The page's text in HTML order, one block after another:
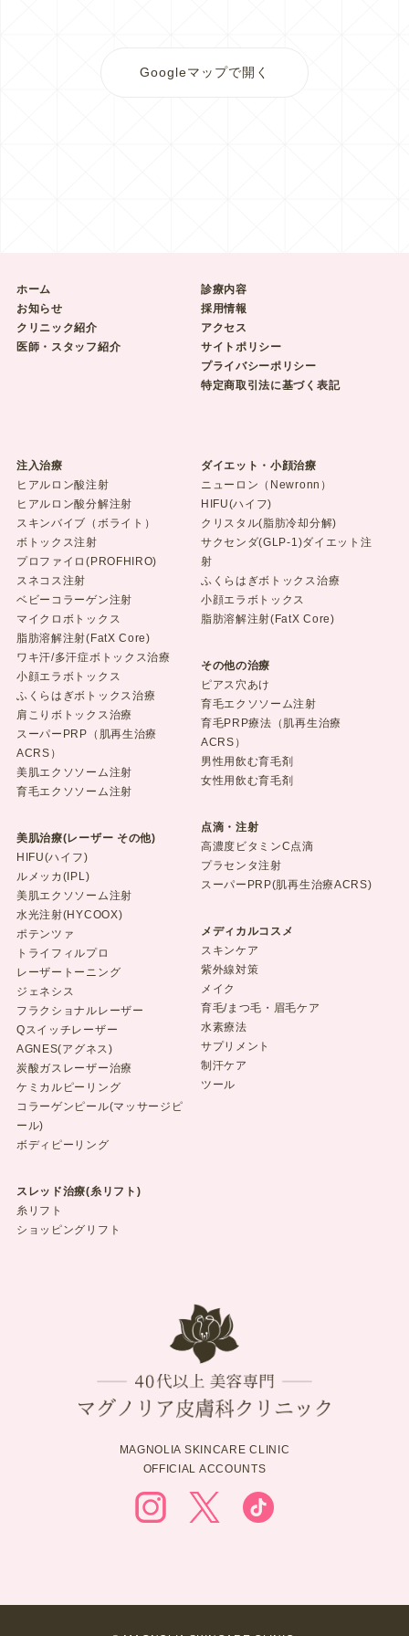
Googleマップで開く
ホーム
お知らせ
クリニック紹介
医師・スタッフ紹介
診療内容
採用情報
アクセス
サイトポリシー
プライバシーポリシー
特定商取引法に基づく表記
注入治療
ヒアルロン酸注射
ヒアルロン酸分解注射
スキンバイブ（ボライト）
ボトックス注射
プロファイロ(PROFHIRO)
スネコス注射
ベビーコラーゲン注射
マイクロボトックス
脂肪溶解注射(FatX Core)
ワキ汗/多汗症ボトックス治療
小顔エラボトックス
ふくらはぎボトックス治療
肩こりボトックス治療
スーパーPRP（肌再生治療
ACRS）
美肌エクソソーム注射
育毛エクソソーム注射
美肌治療(レーザー その他)
HIFU(ハイフ)
ルメッカ(IPL)
美肌エクソソーム注射
水光注射(HYCOOX)
ポテンツァ
トライフィルプロ
レーザートーニング
ジェネシス
フラクショナルレーザー
Qスイッチレーザー
AGNES(アグネス)
炭酸ガスレーザー治療
ケミカルピーリング
コラーゲンピール(マッサージピ
ール)
ボディピーリング
スレッド治療(糸リフト)
糸リフト
ショッピングリフト
ダイエット・小顔治療
ニューロン（Newronn）
HIFU(ハイフ)
クリスタル(脂肪冷却分解)
サクセンダ(GLP-1)ダイエット注
射
ふくらはぎボトックス治療
小顔エラボトックス
脂肪溶解注射(FatX Core)
その他の治療
ピアス穴あけ
育毛エクソソーム注射
育毛PRP療法（肌再生治療
ACRS）
男性用飲む育毛剤
女性用飲む育毛剤
点滴・注射
高濃度ビタミンC点滴
プラセンタ注射
スーパーPRP(肌再生治療ACRS)
メディカルコスメ
スキンケア
紫外線対策
メイク
育毛/まつ毛・眉毛ケア
水素療法
サプリメント
制汗ケア
ツール
MAGNOLIA SKINCARE CLINIC
OFFICIAL ACCOUNTS